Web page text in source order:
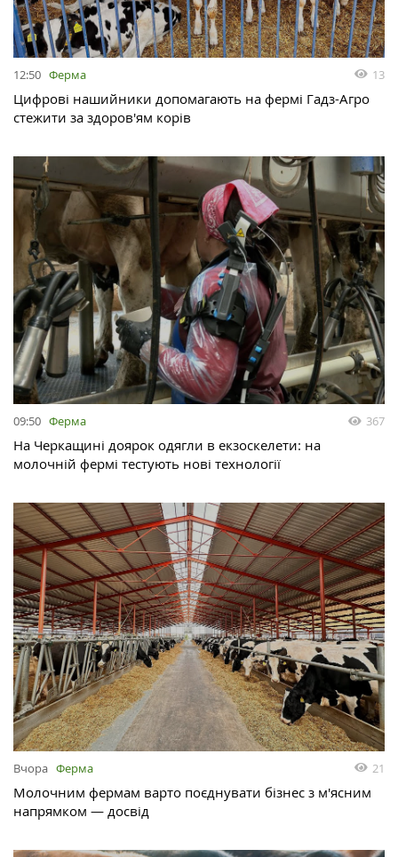
12:50 Ферма 13
Цифрові нашийники допомагають на фермі Гадз-Агро
стежити за здоров'ям корів
09:50 Ферма 367
На Черкащині доярок одягли в екзоскелети: на
молочній фермі тестують нові технології
Вчора Ферма 21
Молочним фермам варто поєднувати бізнес з м'ясним
напрямком — досвід